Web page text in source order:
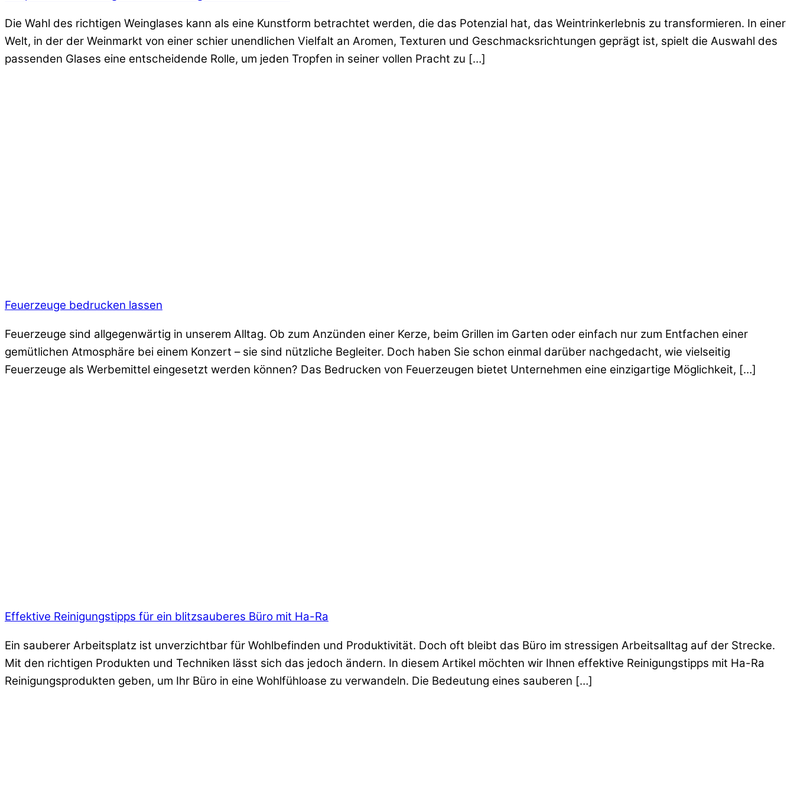
Die Wahl des richtigen Weinglases kann als eine Kunstform betrachtet werden, die das Potenzial hat, das Weintrinkerlebnis zu transformieren. In einer
Welt, in der der Weinmarkt von einer schier unendlichen Vielfalt an Aromen, Texturen und Geschmacksrichtungen geprägt ist, spielt die Auswahl des
passenden Glases eine entscheidende Rolle, um jeden Tropfen in seiner vollen Pracht zu […]
Feuerzeuge bedrucken lassen
Feuerzeuge sind allgegenwärtig in unserem Alltag. Ob zum Anzünden einer Kerze, beim Grillen im Garten oder einfach nur zum Entfachen einer
gemütlichen Atmosphäre bei einem Konzert – sie sind nützliche Begleiter. Doch haben Sie schon einmal darüber nachgedacht, wie vielseitig
Feuerzeuge als Werbemittel eingesetzt werden können? Das Bedrucken von Feuerzeugen bietet Unternehmen eine einzigartige Möglichkeit, […]
Effektive Reinigungstipps für ein blitzsauberes Büro mit Ha-Ra
Ein sauberer Arbeitsplatz ist unverzichtbar für Wohlbefinden und Produktivität. Doch oft bleibt das Büro im stressigen Arbeitsalltag auf der Strecke.
Mit den richtigen Produkten und Techniken lässt sich das jedoch ändern. In diesem Artikel möchten wir Ihnen effektive Reinigungstipps mit Ha-Ra
Reinigungsprodukten geben, um Ihr Büro in eine Wohlfühloase zu verwandeln. Die Bedeutung eines sauberen […]